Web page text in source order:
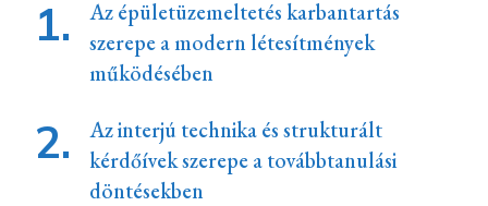
Az épületüzemeltetés karbantartás
szerepe a modern létesítmények
működésében
Az interjú technika és strukturált
kérdőívek szerepe a továbbtanulási
döntésekben